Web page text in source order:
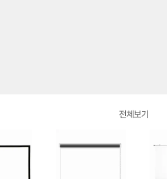
전체보기